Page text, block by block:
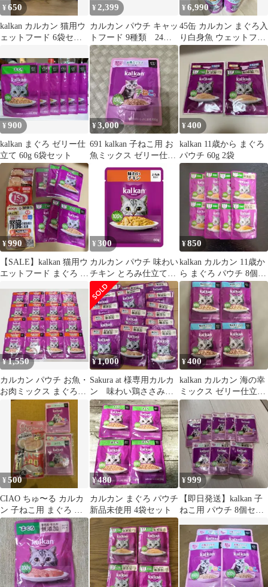
¥650
kalkan カルカン 猫用ウ
ェットフード 6袋セッ
¥ 2,399
カルカン パウチ キャッ
トフード 9種類 24個
セット（パテ・ゼリ
ー）①
¥6,990
45缶 カルカン まぐろ入
り白身魚 ウェットフー
ド 猫用
¥900
kalkan まぐろ ゼリー仕
立て 60g 6袋セット
¥3,000
691 kalkan 子ねこ用 お
魚ミックス ゼリー仕立
て 60g 24袋 味見
¥400
kalkan 11歳から まぐろ
パウチ 60g 2袋
¥990
【SALE】kalkan 猫用ウ
エットフード まぐろ ゼ
¥ 300
カルカン パウチ 味わい
チキン とろみ仕立て
60g
¥850
kalkan カルカン 11歳か
ら まぐろ パウチ 8個セ
ット
¥1,550
カルカン パウチ お魚・
お肉ミックス まぐろ・
かつお・ささみ入
¥1,000
Sakura at 様専用カルカ
ン 味わい鶏ささみ無
添加60グラム21袋
¥400
kalkan カルカン 海の幸
ミックス ゼリー仕立て
4袋
¥500
CIAO ちゅ〜る カルカ
ン 子ねこ用 まぐろ セ
ット
¥480
カルカン まぐろ パウチ
新品未使用 4袋セット
¥999
【即日発送】kalkan 子
ねこ用 パウチ 8個セッ